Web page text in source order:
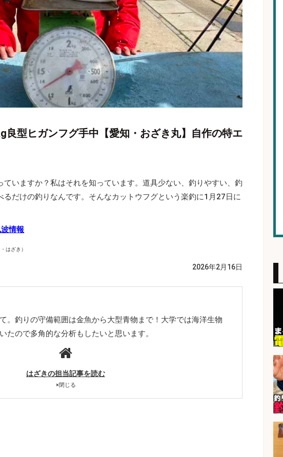
良型ヒガンフグ手中【愛知・おざき丸】自作の特エ
ていますか？私はそれを知っています。道具少ない、釣りやすい、釣
るだけの釣りなんです。そんなカットウフグという楽釣に1月27日に
情報
はざき）
2026年2月16日
。釣りの守備範囲は金魚から大型青物まで！大学では海洋生物
たので多角的な分析もしたいと思います。
はざきの担当記事を読む
×閉じる